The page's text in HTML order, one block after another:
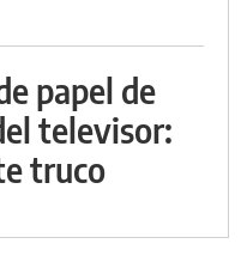
papel de
televisor:
truco